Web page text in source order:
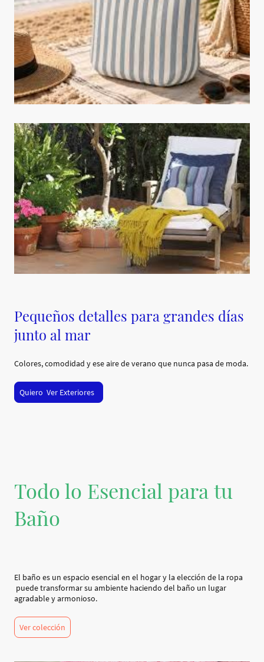
Pequeños detalles para grandes días
junto al mar
Colores, comodidad y ese aire de verano que nunca pasa de moda.
Quiero Ver Exteriores
Todo lo Esencial para tu
Baño
El baño es un espacio esencial en el hogar y la elección de la ropa
puede transformar su ambiente haciendo del baño un lugar
agradable y armonioso.
Ver colección